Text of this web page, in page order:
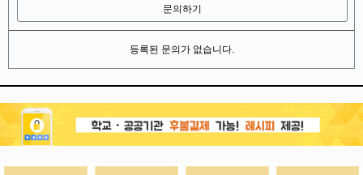
문의하기
등록된 문의가 없습니다.